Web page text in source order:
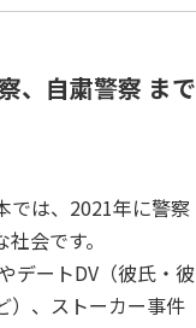
、自粛警察 まで
では、2021年に警察
会です。
デートDV（彼氏・彼
）、ストーカー事件